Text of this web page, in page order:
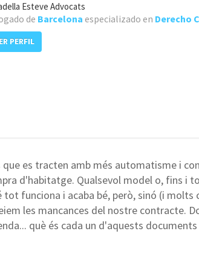
Esteve Advocats
de Barcelona especializado en Derecho
PERFIL
es tracten amb més automatisme i
d'habitatge. Qualsevol model o, fins i
funciona i acaba bé, però, sinó (i molts
les mancances del nostre contracte.
què és cada un d'aquests